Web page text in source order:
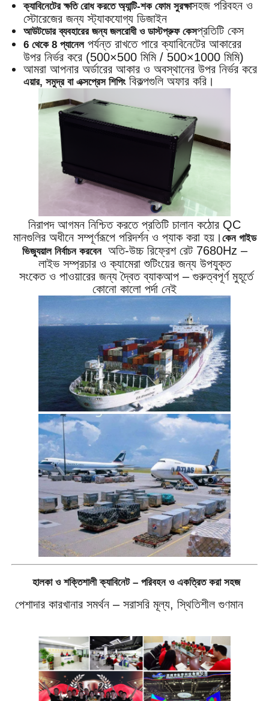
ক্যাবিনেটের ক্ষতি রোধ করতে অ্যান্টি-শক ফোম সুরক্ষাসহজ পরিবহন ও
স্টোরেজের জন্য স্ট্যাকযোগ্য ডিজাইন
আউটডোর ব্যবহারের জন্য জলরোধী ও ডাস্টপ্রুফ কেসপ্রতিটি কেস
6 থেকে 8 প্যানেলপর্যন্ত রাখতে পারে ক্যাবিনেটের আকারের
উপর নির্ভর করে (500×500 মিমি / 500×1000 মিমি)
আমরা আপনার অর্ডারের আকার ও অবস্থানের উপর নির্ভর করে
এয়ার, সমুদ্র বা এক্সপ্রেস শিপিংবিকল্পগুলি অফার করি।
নিরাপদ আগমন নিশ্চিত করতে প্রতিটি চালান কঠোর QC
মানগুলির অধীনে সম্পূর্ণরূপে পরিদর্শন ও প্যাক করা হয়। কেন গাইড
ভিজ্যুয়াল নির্বাচন করবেন অতি-উচ্চ রিফ্রেশ রেট 7680Hz –
লাইভ সম্প্রচার ও ক্যামেরা শুটিংয়ের জন্য উপযুক্ত
সংকেত ও পাওয়ারের জন্য দ্বৈত ব্যাকআপ – গুরুত্বপূর্ণ মুহূর্তে
কোনো কালো পর্দা নেই
হালকা ও শক্তিশালী ক্যাবিনেট – পরিবহন ও একত্রিত করা সহজ
পেশাদার কারখানার সমর্থন – সরাসরি মূল্য, স্থিতিশীল গুণমান